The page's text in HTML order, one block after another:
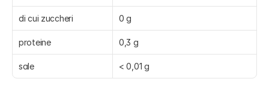
di cui zuccheri 0 g
proteine 0,3 g
sale < 0,01 g